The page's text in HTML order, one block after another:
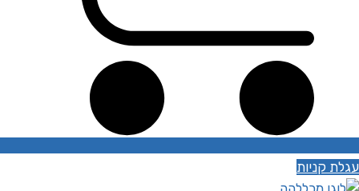
עגלת קניות